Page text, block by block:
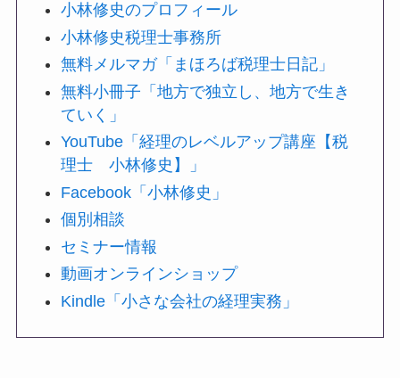
小林修史のプロフィール
小林修史税理士事務所
無料メルマガ「まほろば税理士日記」
無料小冊子「地方で独立し、地方で生き
ていく」
YouTube「経理のレベルアップ講座【税
理士 小林修史】」
Facebook「小林修史」
個別相談
セミナー情報
動画オンラインショップ
Kindle「小さな会社の経理実務」